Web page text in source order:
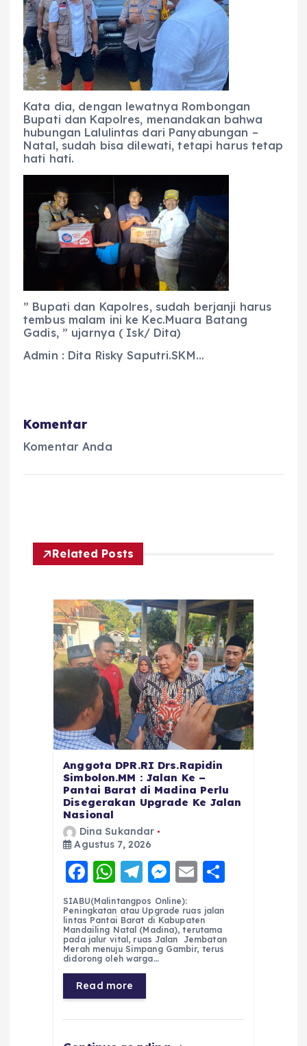
Kata dia, dengan lewatnya Rombongan
Bupati dan Kapolres, menandakan bahwa
hubungan Lalulintas dari Panyabungan –
Natal, sudah bisa dilewati, tetapi harus tetap
hati hati.
” Bupati dan Kapolres, sudah berjanji harus
tembus malam ini ke Kec.Muara Batang
Gadis, ” ujarnya ( Isk/ Dita)
Admin : Dita Risky Saputri.SKM…
Komentar
Komentar Anda
Related Posts
Anggota DPR.RI Drs.Rapidin
Simbolon.MM : Jalan Ke –
Pantai Barat di Madina Perlu
Disegerakan Upgrade Ke Jalan
Nasional
Dina Sukandar
Agustus 7, 2026
F
a
c
e
b
o
o
k
W
h
a
ts
A
p
p
T
el
e
g
r
a
m
M
e
ss
e
n
E
ai
l
re
SIABU(Malintangpos Online):
Peningkatan atau Upgrade ruas jalan
lintas Pantai Barat di Kabupaten
Mandailing Natal (Madina), terutama
pada jalur vital, ruas Jalan Jembatan
Merah menuju Simpang Gambir, terus
didorong oleh warga…
Read more